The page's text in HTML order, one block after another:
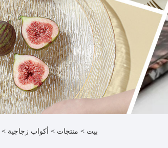
بيت > منتجات > أكواب زجاجية >